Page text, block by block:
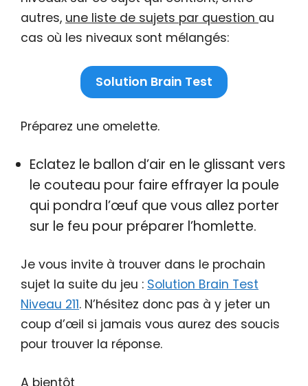
autres, une liste de sujets par question au
cas où les niveaux sont mélangés:
Solution Brain Test
Préparez une omelette.
Eclatez le ballon d’air en le glissant vers
le couteau pour faire effrayer la poule
qui pondra l’œuf que vous allez porter
sur le feu pour préparer l’homlette.
Je vous invite à trouver dans le prochain
sujet la suite du jeu : Solution Brain Test
Niveau 211. N’hésitez donc pas à y jeter un
coup d’œil si jamais vous aurez des soucis
pour trouver la réponse.
A bientôt